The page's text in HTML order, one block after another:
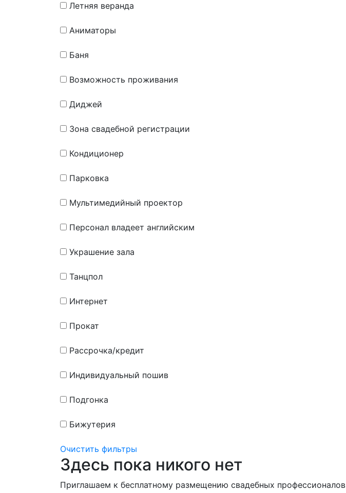
Летняя веранда
Аниматоры
Баня
Возможность проживания
Диджей
Зона свадебной регистрации
Кондиционер
Парковка
Мультимедийный проектор
Персонал владеет английским
Украшение зала
Танцпол
Интернет
Прокат
Рассрочка/кредит
Индивидуальный пошив
Подгонка
Бижутерия
Очистить фильтры
Здесь пока никого нет
Приглашаем к бесплатному размещению свадебных профессионалов